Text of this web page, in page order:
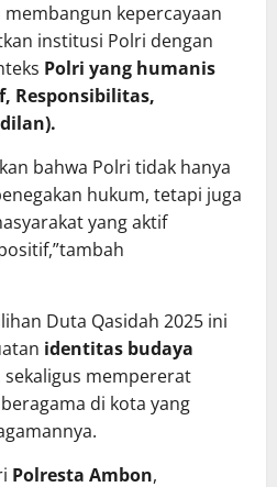
kepercayaan
institusi Polri dengan
Polri yang humanis
Responsibilitas,
bahwa Polri tidak hanya
hukum, tetapi juga
yang aktif
Duta Qasidah 2025 ini
identitas budaya
sekaligus mempererat
di kota yang
Polresta Ambon,